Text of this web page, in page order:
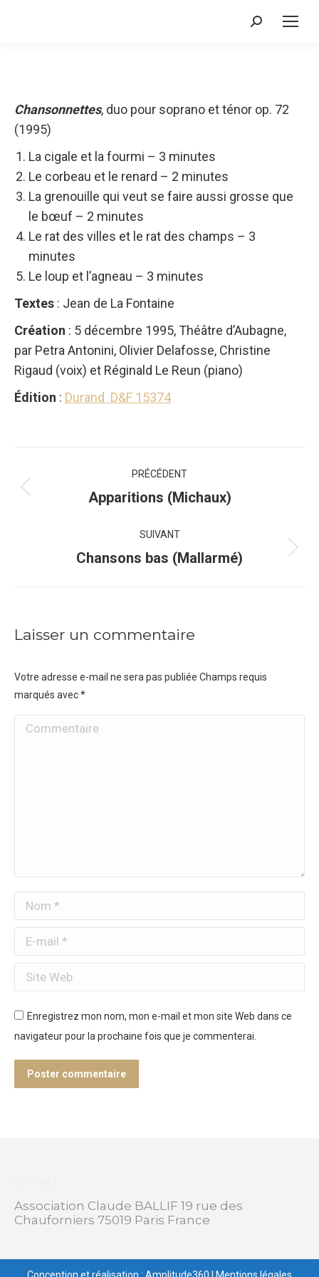
Recherche
Chansonnettes, duo pour soprano et ténor op. 72
(1995)
La cigale et la fourmi – 3 minutes
Le corbeau et le renard – 2 minutes
La grenouille qui veut se faire aussi grosse que
le bœuf – 2 minutes
Le rat des villes et le rat des champs – 3
minutes
Le loup et l’agneau – 3 minutes
Textes : Jean de La Fontaine
Création : 5 décembre 1995, Théâtre d’Aubagne,
par Petra Antonini, Olivier Delafosse, Christine
Rigaud (voix) et Réginald Le Reun (piano)
Édition : Durand D&F 15374
de
PRÉCÉDENT
Onglet
Apparitions (Michaux)
SUIVANT
Projets
Chansons bas (Mallarmé)
Laisser un commentaire
Votre adresse e-mail ne sera pas publiée Champs requis
marqués avec*
Commentaire
Nom *
E-mail *
Site Web
Enregistrez mon nom, mon e-mail et mon site Web dans ce
navigateur pour la prochaine fois que je commenterai.
Poster commentaire
Association Claude BALLIF 19 rue des
Chauforniers 75019 Paris France